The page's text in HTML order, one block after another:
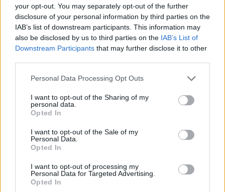
your opt-out. You may separately opt-out of the further
disclosure of your personal information by third parties on the
IAB’s list of downstream participants. This information may
also be disclosed by us to third parties on the IAB’s List of
Downstream Participants that may further disclose it to other
Personal Data Processing Opt Outs
I want to opt-out of the Sharing of my
personal data.
Opted In
I want to opt-out of the Sale of my
Personal Data.
Opted In
I want to opt-out of processing my
Personal Data for Targeted Advertising.
Opted In
Χάλκινα μετάλλια
Χαραμής Θεόδωρος κατ. 94,3 κιλών Μπλε Ζώνες
Αχνιώτης Ανδρέας κατ. OPEN Καφέ Ζώνες
Ο σύλλογος με ανακοίνωσή του«ευχαριστεί
όλους τους μαθητές του για την αφοσίωση και την